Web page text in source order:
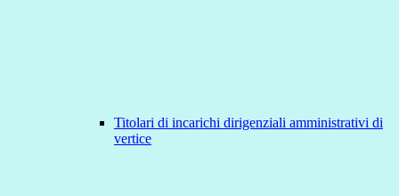
Titolari di incarichi dirigenziali amministrativi di
vertice